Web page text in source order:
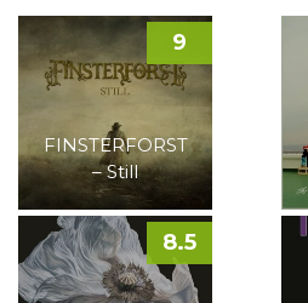
FINSTERFORST
– Still
9
8.5